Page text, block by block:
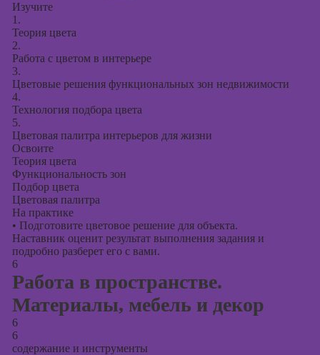
Изучите
1.
Теория цвета
2.
Работа с цветом в интерьере
3.
Цветовые решения функциональных зон недвижимости
4.
Технология подбора цвета
5.
Цветовая палитра интерьеров для жизни
Освоите
Теория цвета
Функциональность зон
Подбор цвета
Цветовая палитра
На практике
• Подготовите цветовое решение для объекта.
Наставник оценит результат выполнения задания и
подробно разберет его с вами.
6
Работа в пространстве.
Материалы, мебель и декор
6
6
содержание и инструменты